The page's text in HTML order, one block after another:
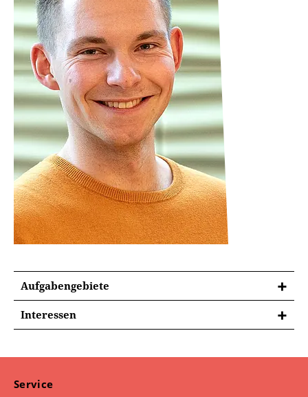
Aufgabengebiete
Interessen
Sonderpädagogischer Förderbedarf mit dem
Deutschdidaktik bei unterschiedlichen Lern- und
Service